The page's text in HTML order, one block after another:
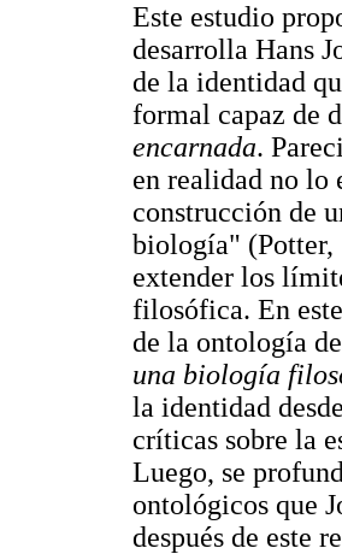
Este estudio
desarrolla Hans
de la identidad
formal capaz de
encarnada.
en realidad no lo
construcción de
biología" (Potter,
extender los
filosófica. En
de la ontología
una biología
la identidad
críticas sobre la
Luego, se
ontológicos que
después de este